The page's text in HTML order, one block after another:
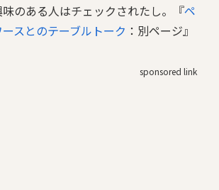
のある人はチェックされたし。『ペ
スとのテーブルトーク ：別ページ』
sponsored link